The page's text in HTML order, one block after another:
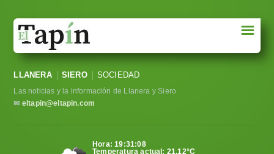
Sociedad
Política
☰
LLANERA SIERO SOCIEDAD
Las noticias y la información de Llanera y Siero
✉ eltapin@eltapin.com
Hora:19:31:09
Temperatura actual: 21.12°C